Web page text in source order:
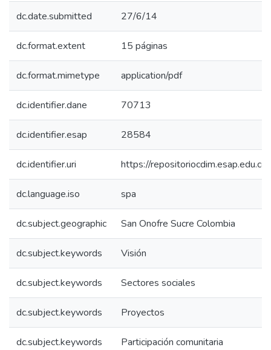
dc.date.submitted 27/6/14
dc.format.extent 15 páginas
dc.format.mimetype application/pdf
dc.identifier.dane 70713
dc.identifier.esap 28584
dc.identifier.uri https://
dc.language.iso spa
dc.subject.geographic San Onofre Sucre Colombia
dc.subject.keywords Visión
dc.subject.keywords Sectores sociales
dc.subject.keywords Proyectos
dc.subject.keywords Participación comunitaria